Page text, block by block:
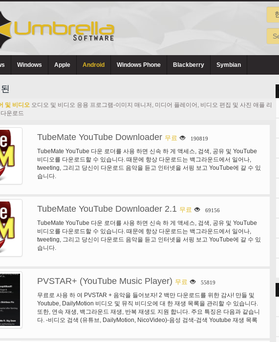
Windows Apple Android Windows Phone Blackberry Symbian
및 비디오 오디오 및 비디오 응용 프로그램-이미지 매니저, 미디어 플레이어, 비디오 편집 및 사진 애플 리
운로드
TubeMate YouTube Downloader 무료 190819
TubeMate YouTube 다운 로더를 사용 하면 신속 하 게 액세스, 검색, 공유 및 YouTube
비디오를 다운로드할 수 있습니다. 때문에 항상 다운로드는 백그라운드에서 일어나,
tweeting, 그리고 당신이 다운로드 음악을 듣고 인터넷을 서핑 보고 YouTube에 갈 수 있
습니다.
TubeMate YouTube Downloader 2.1 무료 69156
TubeMate YouTube 다운 로더를 사용 하면 신속 하 게 액세스, 검색, 공유 및 YouTube
비디오를 다운로드할 수 있습니다. 때문에 항상 다운로드는 백그라운드에서 일어나,
tweeting, 그리고 당신이 다운로드 음악을 듣고 인터넷을 서핑 보고 YouTube에 갈 수 있
습니다.
PVSTAR+ (YouTube Music Player) 무료 55819
무료로 사용 하 여 PVSTAR + 음악을 들어보자! 2 백만 다운로드를 위한 감사! 만들 및
Youtube, DailyMotion 비디오 및 뮤직 비디오에 대 한 재생 목록을 관리할 수 있습니다.
또한, 연속 재생, 백그라운드 재생, 반복 재생도 지원 합니다. 주요 특징은 다음과 같습니
다. -비디오 검색 (유튜브, DailyMotion, NicoVideo)-음성 검색-검색 Youtube 재생 목록